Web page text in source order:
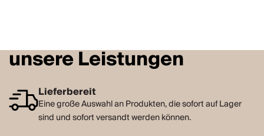
unsere Leistungen
Lieferbereit
Eine große Auswahl an Produkten, die sofort auf Lager
sind und sofort versandt werden können.